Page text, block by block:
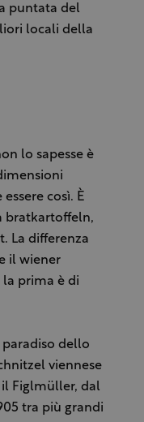
puntata del
locali della
lo sapesse è
così. È
bratkartoffeln,
La differenza
il wiener
la prima è di
paradiso dello
viennese
il Figlmüller, dal
tra più grandi